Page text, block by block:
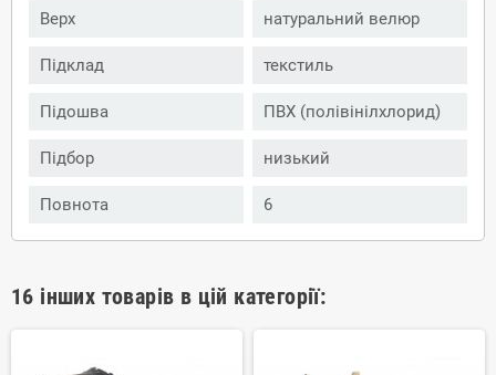
Верх натуральний велюр
Підклад текстиль
Підошва ПВХ (полівінілхлорид)
Підбор низький
Повнота 6
16 інших товарів в цій категорії: